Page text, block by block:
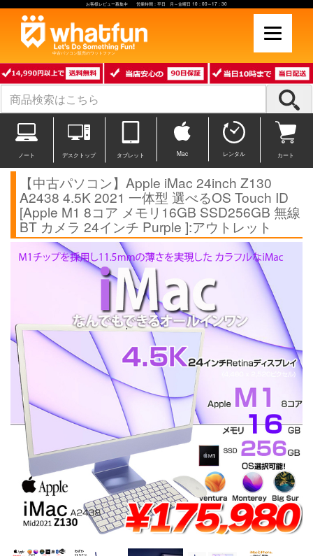
お客様レビュー募集中 営業時間：平日 月～金曜日 10：00～17：30
中古パソコン販売のワットファン
ノート デスクトップ タブレット Mac レンタル カート
【中古パソコン】Apple iMac 24inch Z130
A2438 4.5K 2021 一体型 選べるOS Touch ID
[Apple M1 8コア メモリ16GB SSD256GB 無線
BT カメラ 24インチ Purple ]:アウトレット